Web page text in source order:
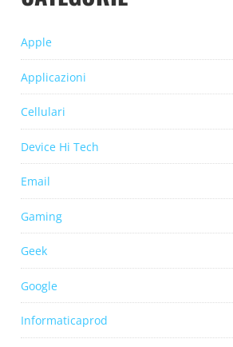
Apple
Applicazioni
Cellulari
Device Hi Tech
Email
Gaming
Geek
Google
Informaticaprod